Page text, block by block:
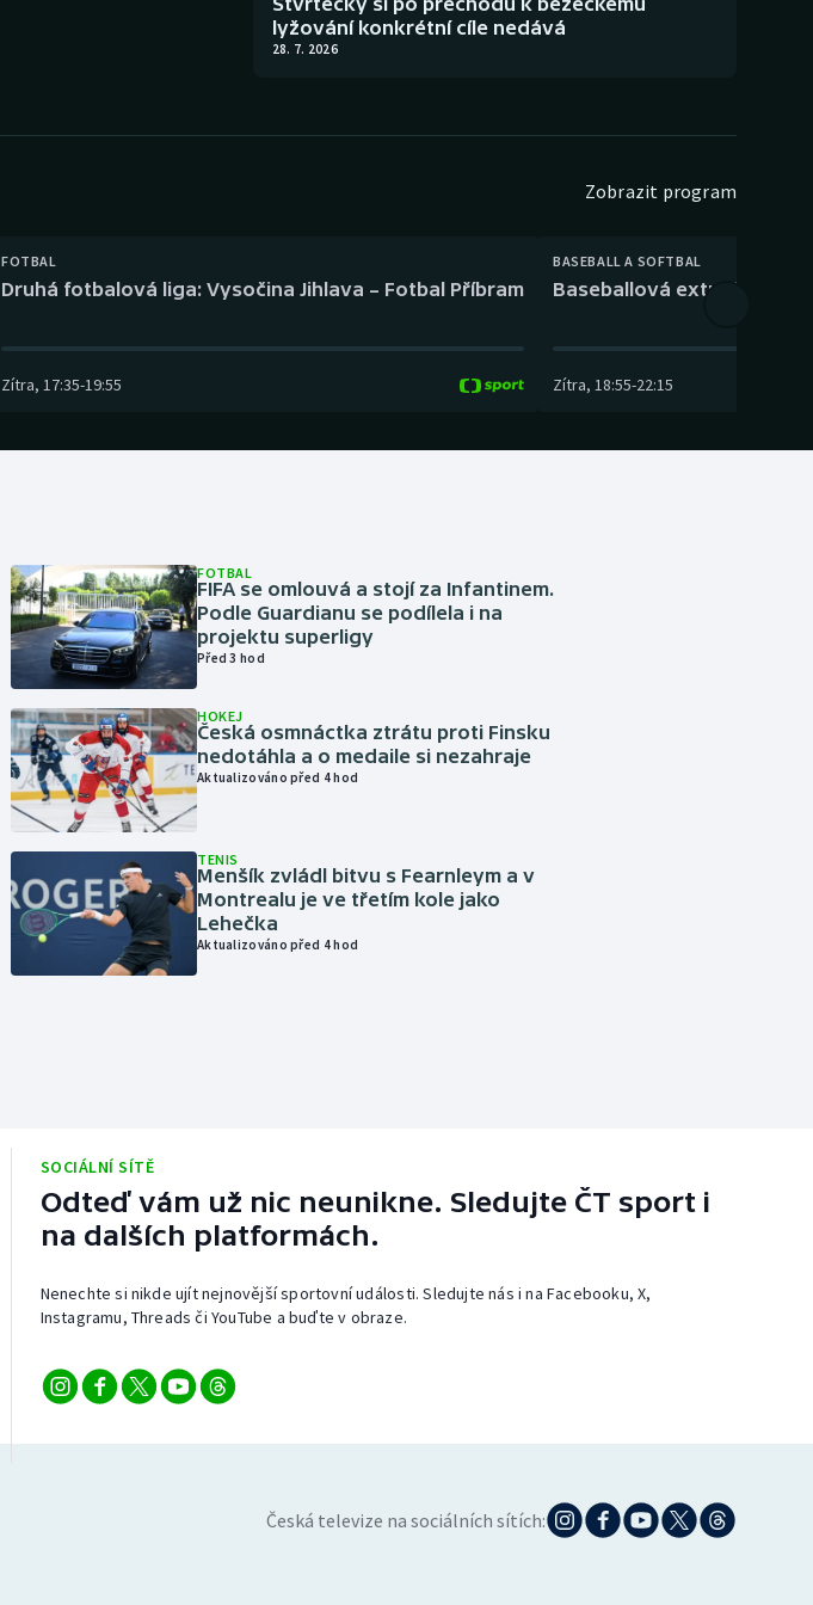
lyžování konkrétní cíle nedává
28. 7. 2026
Zobrazit program
FOTBAL
Druhá fotbalová liga: Vysočina Jihlava – Fotbal Příbram
Zítra, 17:35-19:55
BASEBALL A SOFTBAL
Baseballová extraliga:
Zítra, 18:55-22:15
FOTBAL
FIFA se omlouvá a stojí za Infantinem.
Podle Guardianu se podílela i na
projektu superligy
Před 3 hod
HOKEJ
Česká osmnáctka ztrátu proti Finsku
nedotáhla a o medaile si nezahraje
Aktualizováno před 4 hod
TENIS
Menšík zvládl bitvu s Fearnleym a v
Montrealu je ve třetím kole jako
Lehečka
Aktualizováno před 4 hod
SOCIÁLNÍ SÍTĚ
Odteď vám už nic neunikne. Sledujte ČT sport i
na dalších platformách.
Nenechte si nikde ujít nejnovější sportovní události. Sledujte nás i na Facebooku, X,
Instagramu, Threads či YouTube a buďte v obraze.
Česká televize na sociálních sítích: